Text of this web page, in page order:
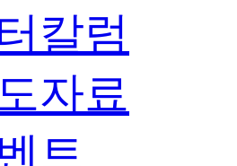
칼럼
자료
트